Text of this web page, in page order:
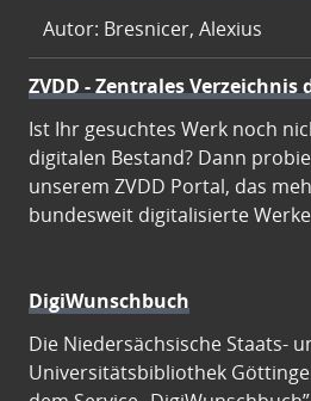
Autor: Bresnicer, Alexius
ZVDD - Zentrales
Ist Ihr gesuchtes Werk noch
digitalen Bestand? Dann
unserem ZVDD Portal, das
bundesweit digitalisierte
DigiWunschbuch
Die Niedersächsische Staats-
Universitätsbibliothek